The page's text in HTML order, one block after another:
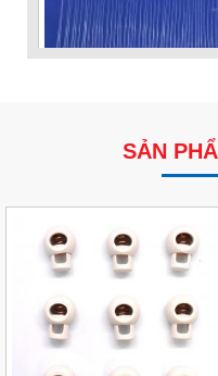
VP Fas Loop (PP) –
Treo Nhãn Mác
SẢN